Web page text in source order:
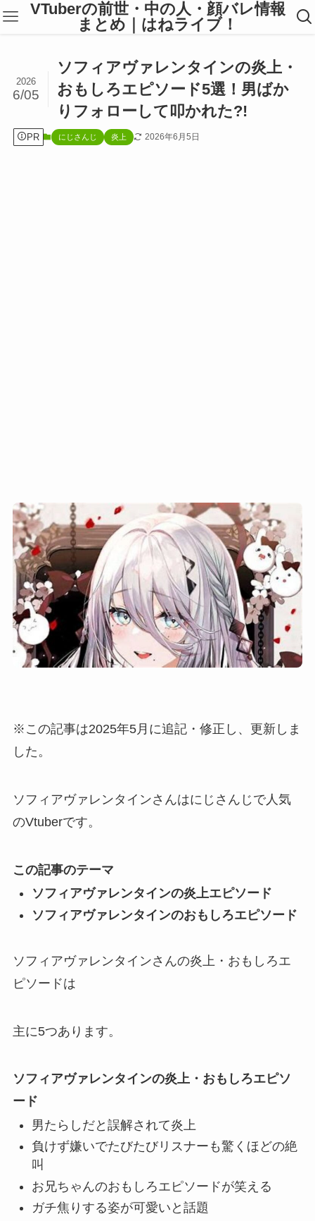
VTuberの前世・中の人・顔バレ情報
まとめ｜はねライブ！
ソフィアヴァレンタインの炎上・
おもしろエピソード5選！男ばか
りフォローして叩かれた?!
2026
6/05
PR にじさんじ 炎上 2026年6月5日
※この記事は2025年5月に追記・修正し、更新しま
した。
ソフィアヴァレンタインさんはにじさんじで人気
のVtuberです。
この記事のテーマ
ソフィアヴァレンタインの炎上エピソード
ソフィアヴァレンタインのおもしろエピソード
ソフィアヴァレンタインさんの炎上・おもしろエ
ピソードは
主に5つあります。
ソフィアヴァレンタインの炎上・おもしろエピソ
ード
男たらしだと誤解されて炎上
負けず嫌いでたびたびリスナーも驚くほどの絶
叫
お兄ちゃんのおもしろエピソードが笑える
ガチ焦りする姿が可愛いと話題